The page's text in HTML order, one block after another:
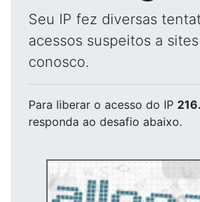
Seu IP fez diversas
acessos suspeitos a
conosco.
Para liberar o acesso do IP
responda ao desafio abaixo.